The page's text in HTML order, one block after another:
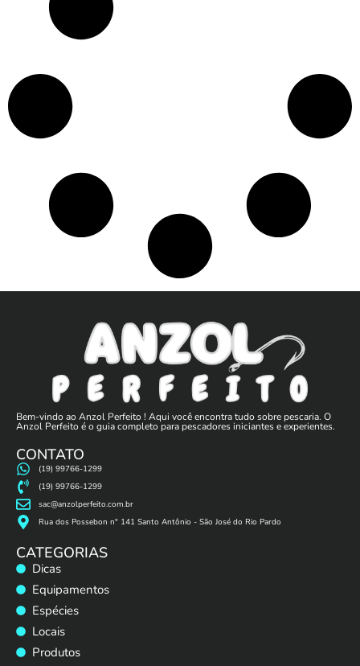
Bem-vindo ao Anzol Perfeito ! Aqui você encontra tudo sobre pescaria. O
Anzol Perfeito é o guia completo para pescadores iniciantes e experientes.
CONTATO
(19) 99766-1299
(19) 99766-1299
sac@anzolperfeito.com.br
Rua dos Possebon n° 141 Santo Antônio - São José do Rio Pardo
CATEGORIAS
Dicas
Equipamentos
Espécies
Locais
Produtos